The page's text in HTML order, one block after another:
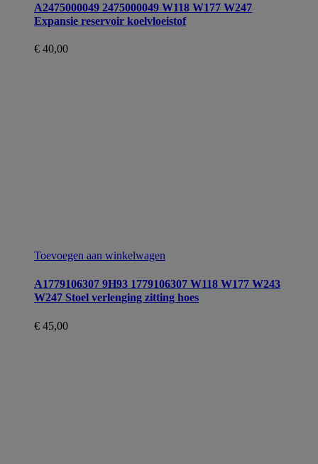
A2475000049 2475000049 W118 W177 W247
Expansie reservoir koelvloeistof
€ 40,00
Toevoegen aan winkelwagen
A1779106307 9H93 1779106307 W118 W177 W243
W247 Stoel verlenging zitting hoes
€ 45,00